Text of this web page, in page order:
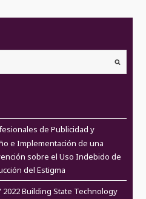
de Publicidad y
e Implementación de una
sobre el Uso Indebido de
del Estigma
2022 Building State Technology